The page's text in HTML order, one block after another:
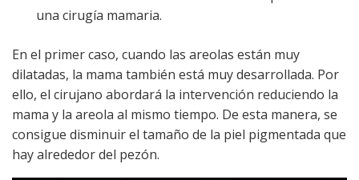
una cirugía mamaria.
En el primer caso, cuando las areolas están muy
dilatadas, la mama también está muy desarrollada. Por
ello, el cirujano abordará la intervención reduciendo la
mama y la areola al mismo tiempo. De esta manera, se
consigue disminuir el tamaño de la piel pigmentada que
hay alrededor del pezón.